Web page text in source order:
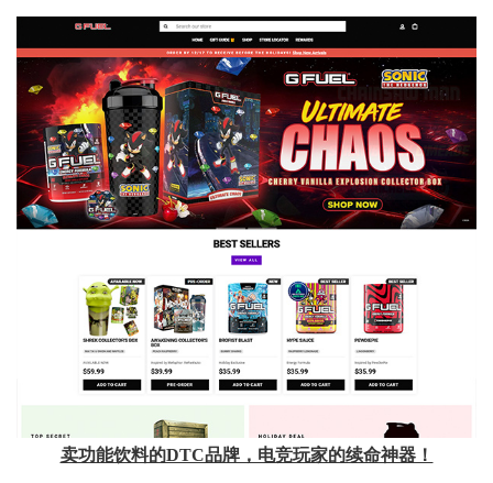
卖功能饮料的DTC品牌，电竞玩家的续命神器！